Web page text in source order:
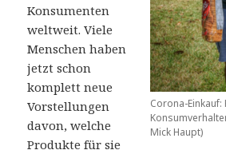
Corona-
Mick Haupt)
Konsumenten
weltweit. Viele
Menschen haben
jetzt schon
komplett neue
Vorstellungen
davon, welche
Produkte für sie